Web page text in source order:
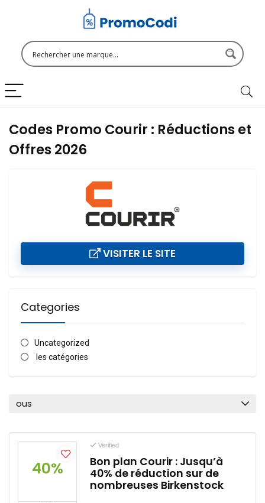
Codes Promo Courir : Réductions et
Offres 2026
VISITER LE SITE
Categories
Uncategorized
les catégories
ous
40%
Verified
Bon plan Courir : Jusqu’à
40% de réduction sur de
nombreuses Birkenstock